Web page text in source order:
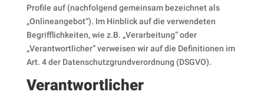
Profile auf (nachfolgend gemeinsam bezeichnet als
„Onlineangebot“). Im Hinblick auf die verwendeten
Begrifflichkeiten, wie z.B. „Verarbeitung“ oder
„Verantwortlicher“ verweisen wir auf die Definitionen im
Art. 4 der Datenschutzgrundverordnung (DSGVO).
Verantwortlicher